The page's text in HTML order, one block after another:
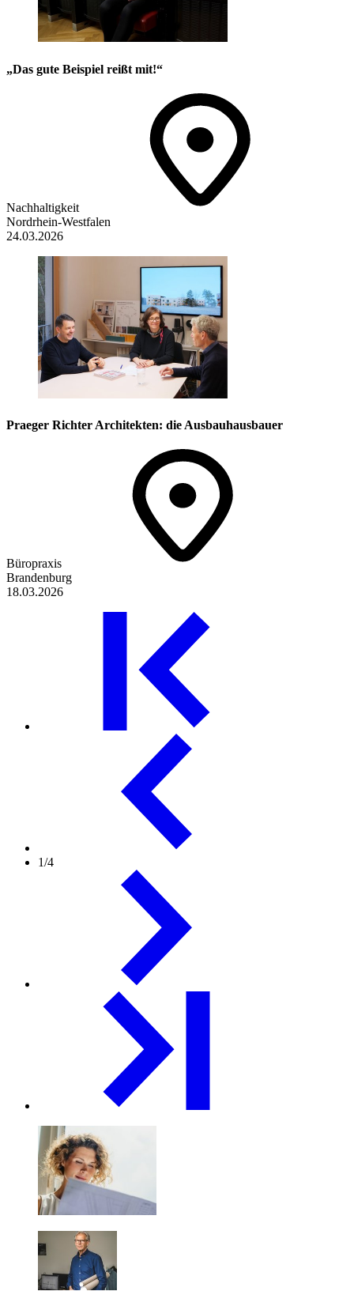
„Das gute Beispiel reißt mit!“
Nachhaltigkeit
Nordrhein-Westfalen
24.03.2026
Praeger Richter Architekten: die Ausbauhausbauer
Büropraxis
Brandenburg
18.03.2026
1/4